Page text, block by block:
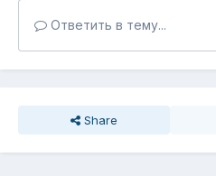
Ответить в тему...
Share